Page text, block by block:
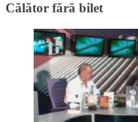
Călător fără bilet